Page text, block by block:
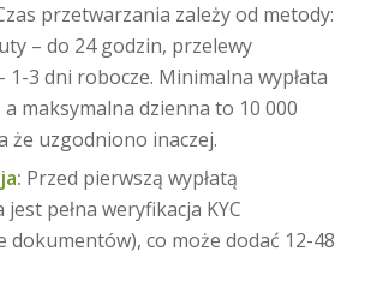
przetwarzania zależy od metody:
– do 24 godzin, przelewy
1-3 dni robocze. Minimalna wypłata
maksymalna dzienna to 10 000
że uzgodniono inaczej.
Przed pierwszą wypłatą
pełna weryfikacja KYC
dokumentów), co może dodać 12-48